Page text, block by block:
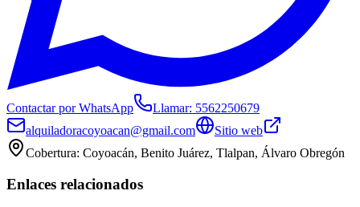
Contactar por WhatsApp Llamar: 5562250679
alquiladoracoyoacan@gmail.com
Sitio web
Cobertura: Coyoacán, Benito Juárez, Tlalpan, Álvaro Obregón
Enlaces relacionados